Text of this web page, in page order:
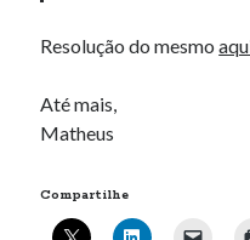
Resolução do mesmo
Até mais,
Matheus
Compartilhe